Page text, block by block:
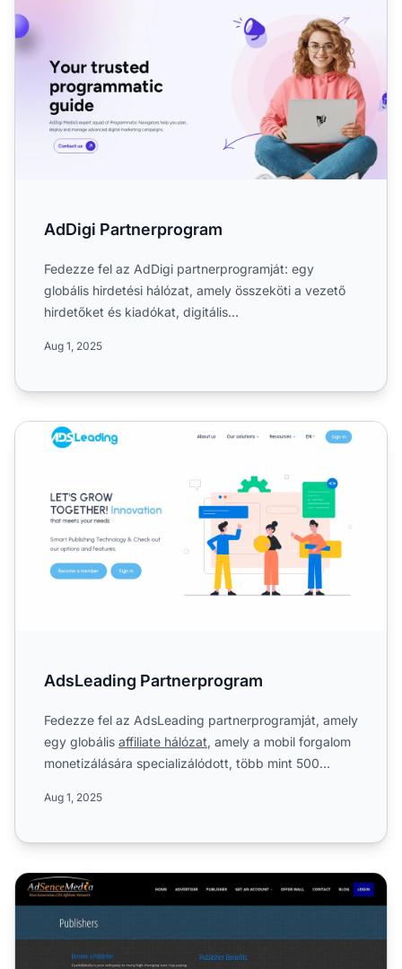
AdDigi Partnerprogram
Fedezze fel az AdDigi partnerprogramját: egy
globális hirdetési hálózat, amely összeköti a vezető
hirdetőket és kiadókat, digitális
Aug 1, 2025
AdsLeading Partnerprogram
AdsLeading Partnerprogram
Fedezze fel az AdsLeading partnerprogramját, amely
egy globális affiliate hálózat, amely a mobil forgalom
monetizálására specializálódott, több mint 500
Aug 1, 2025
AdSenceMedia Partnerprogram